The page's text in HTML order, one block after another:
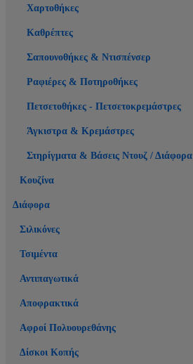
Χαρτοθήκες
Καθρέπτες
Σαπουνοθήκες & Ντισπένσερ
Ραφιέρες & Ποτηροθήκες
Πετσετοθήκες - Πετσετοκρεμάστρες
Άγκιστρα & Κρεμάστρες
Στηρίγματα & Βάσεις Ντουζ / Διάφορα
Κουζίνα
Διάφορα
Σιλικόνες
Τσιμέντα
Αντιπαγωτικά
Αποφρακτικά
Αφροί Πολυουρεθάνης
Δίσκοι Κοπής